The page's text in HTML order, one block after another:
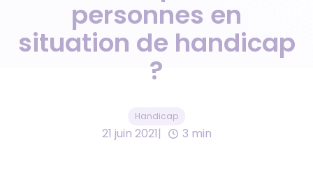
personnes en
situation de handicap
?
Handicap
21 juin 2021 3 min